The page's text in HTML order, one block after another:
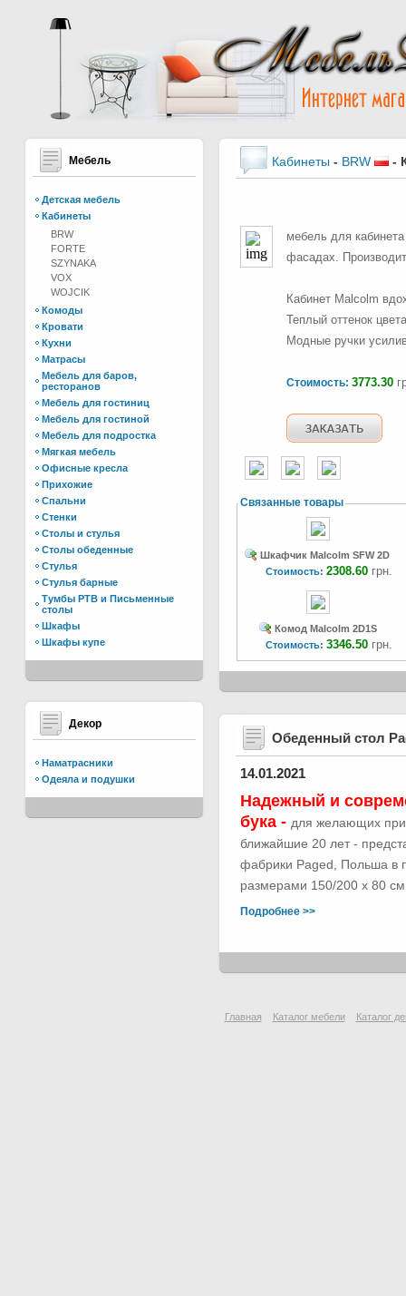
Мебель
Детская мебель
Кабинеты
BRW
FORTE
SZYNAKA
VOX
WOJCIK
Комоды
Кровати
Кухни
Матрасы
Мебель для баров,
ресторанов
Мебель для гостиниц
Мебель для гостиной
Мебель для подростка
Мягкая мебель
Офисные кресла
Прихожие
Спальни
Стенки
Столы и стулья
Столы обеденные
Стулья
Стулья барные
Тумбы РТВ и Письменные
столы
Шкафы
Шкафы купе
Декор
Наматрасники
Одеяла и подушки
Кабинеты - BRW -
мебель для
фасадах.
Кабинет Malcolm
Теплый оттенок
Модные ручки
Стоимость: 3773.30
Связанные товары
Шкафчик Malcolm SFW 2D
Стоимость: 2308.60 грн.
Комод Malcolm 2D1S
Стоимость: 3346.50 грн.
Обеденный стол
14.01.2021
Надежный и
бука - для желающих
ближайшие 20 лет -
фабрики Paged, Польша в
размерами 150/200 х 80
Подробнее >>
Главная Каталог мебели Каталог